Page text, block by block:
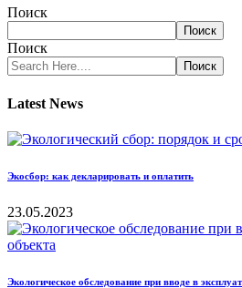
Поиск
Поиск
Поиск
Поиск
Latest News
Экосбор: как декларировать и оплатить
23.05.2023
Экологическое обследование при вводе в